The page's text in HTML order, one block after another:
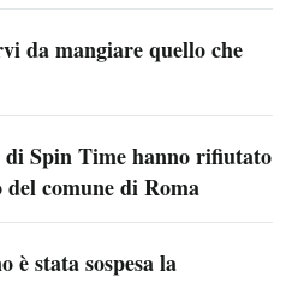
da mangiare quello che
Spin Time hanno rifiutato
comune di Roma
è stata sospesa la